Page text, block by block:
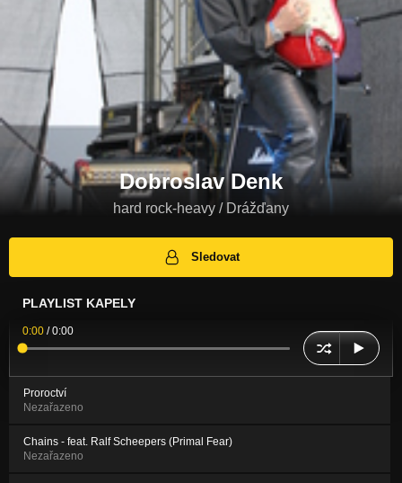
Dobroslav Denk
hard rock-heavy / Drážďany
Sledovat
PLAYLIST KAPELY
0:00 /0:00
Proroctví
Nezařazeno
Chains - feat. Ralf Scheepers (Primal Fear)
Nezařazeno